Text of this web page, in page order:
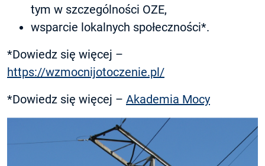
tym w szczególności OZE,
wsparcie lokalnych społeczności*.
*Dowiedz się więcej –
https://wzmocnijotoczenie.pl/
*Dowiedz się więcej – Akademia Mocy